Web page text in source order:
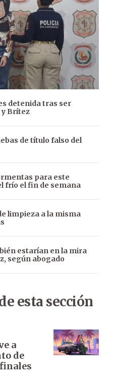
detenida tras ser
Brítez
de título falso del
para este
frío el fin de semana
limpieza a la misma
estarían en la mira
según abogado
esta sección
a
de